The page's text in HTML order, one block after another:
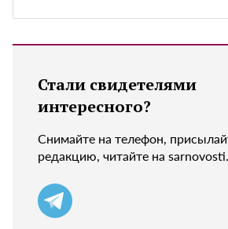
Стали свидетелями
интересного?
Снимайте на телефон,
редакцию, читайте на